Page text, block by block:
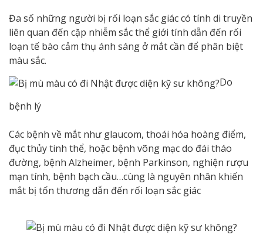
Đa số những người bị rối loạn sắc giác có tính di truyền
liên quan đến cặp nhiễm sắc thể giới tính dẫn đến rối
loạn tế bào cảm thụ ánh sáng ở mắt cần để phân biệt
màu sắc.
Do
bệnh lý
Các bệnh về mắt như glaucom, thoái hóa hoàng điểm,
đục thủy tinh thể, hoặc bệnh võng mạc do đái tháo
đường, bệnh Alzheimer, bệnh Parkinson, nghiện rượu
mạn tính, bệnh bạch cầu…cùng là nguyên nhân khiến
mắt bị tổn thương dẫn đến rối loạn sắc giác